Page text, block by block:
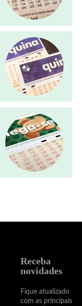
Receba
novidades
Fique atualizado
com as principais